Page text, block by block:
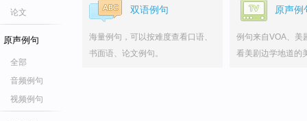
论文
原声例句
全部
音频例句
视频例句
双语例句
海量例句，可以按难度查看口语、
书面语、论文例句。
原声例
例句来自VOA、美
看美剧边学地道的